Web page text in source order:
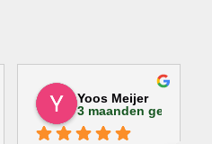
Yoos Meijer
3 maanden geleden